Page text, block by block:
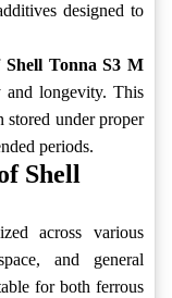
designed to
Shell Tonna S3 M
longevity. This
stored under proper
periods.
Shell
across various
and general
for both ferrous